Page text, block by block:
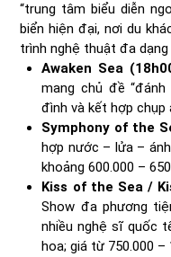
“trung tâm biểu diễn
biển hiện đại, nơi du
trình nghệ thuật đa dạng
Awaken Sea
mang chủ đề
đình và kết hợp chụp
Symphony of the
hợp nước – lửa –
khoảng 600.000 –
Kiss of the Sea /
Show đa phương
nhiều nghệ sĩ quốc
hoa; giá từ 750.000